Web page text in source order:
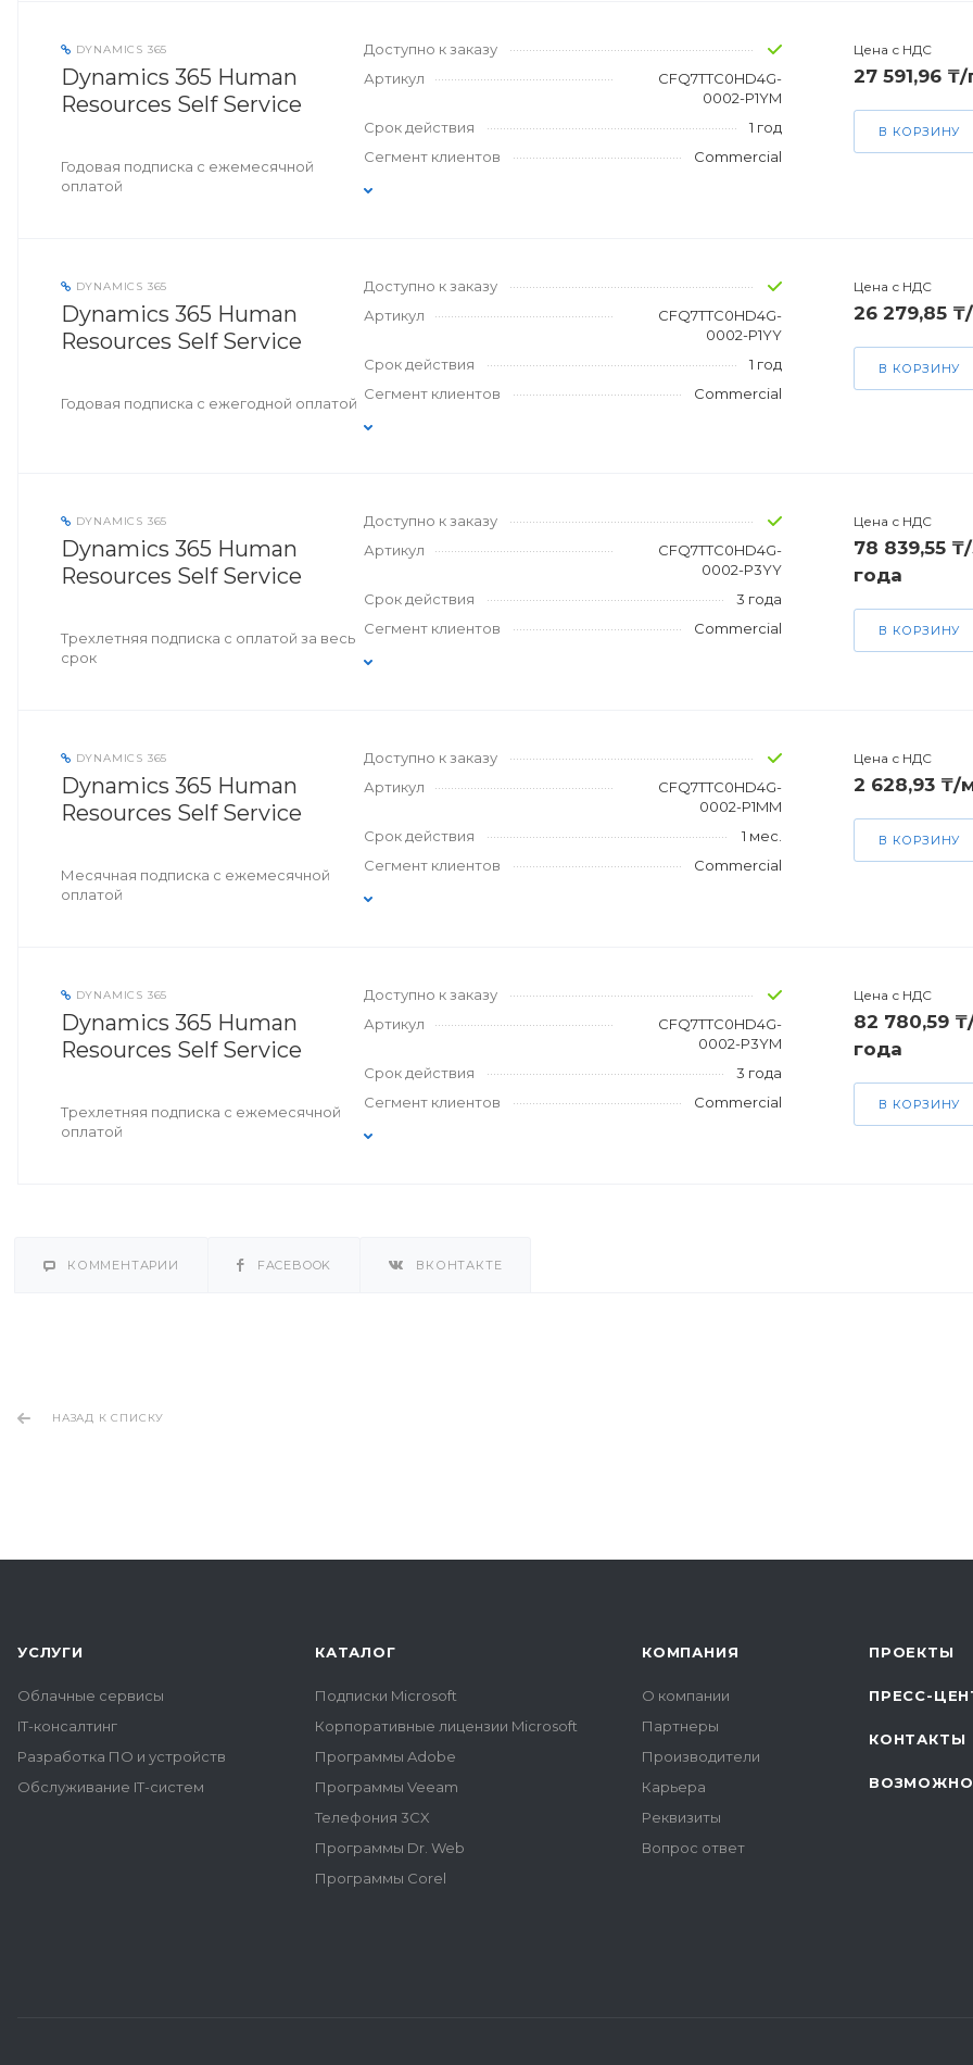
DYNAMICS 365
Dynamics 365 Human
Resources Self Service
Годовая подписка с ежемесячной
оплатой
Доступно к заказу
Артикул
CFQ7TTC0HD4G-
0002-P1YM
Срок действия
1 год
Сегмент клиентов
Commercial
Цена с НДС
27 591,96
В КОРЗИНУ
DYNAMICS 365
Dynamics 365 Human
Resources Self Service
Годовая подписка с ежегодной оплатой
Доступно к заказу
Артикул
CFQ7TTC0HD4G-
0002-P1YY
Срок действия
1 год
Сегмент клиентов
Commercial
Цена с НДС
26 279,85
В КОРЗИНУ
DYNAMICS 365
Dynamics 365 Human
Resources Self Service
Трехлетняя подписка с оплатой за весь
срок
Доступно к заказу
Артикул
CFQ7TTC0HD4G-
0002-P3YY
Срок действия
3 года
Сегмент клиентов
Commercial
Цена с НДС
78 839,55
года
В КОРЗИНУ
DYNAMICS 365
Dynamics 365 Human
Resources Self Service
Месячная подписка с ежемесячной
оплатой
Доступно к заказу
Артикул
CFQ7TTC0HD4G-
0002-P1MM
Срок действия
1 мес.
Сегмент клиентов
Commercial
Цена с НДС
2 628,93 ₸/
В КОРЗИНУ
DYNAMICS 365
Dynamics 365 Human
Resources Self Service
Трехлетняя подписка с ежемесячной
оплатой
Доступно к заказу
Артикул
CFQ7TTC0HD4G-
0002-P3YM
Срок действия
3 года
Сегмент клиентов
Commercial
Цена с НДС
82 780,59
года
В КОРЗИНУ
КОММЕНТАРИИ FACEBOOK ВКОНТАКТЕ
НАЗАД К СПИСКУ
УСЛУГИ
Облачные сервисы
IT-консалтинг
Разработка ПО и устройств
Обслуживание IT-систем
КАТАЛОГ
Подписки Microsoft
Корпоративные лицензии Microsoft
Программы Adobe
Программы Veeam
Телефония 3CX
Программы Dr. Web
Программы Corel
КОМПАНИЯ
О компании
Партнеры
Производители
Карьера
Реквизиты
Вопрос ответ
ПРОЕКТЫ
ПРЕСС-
КОНТАКТЫ